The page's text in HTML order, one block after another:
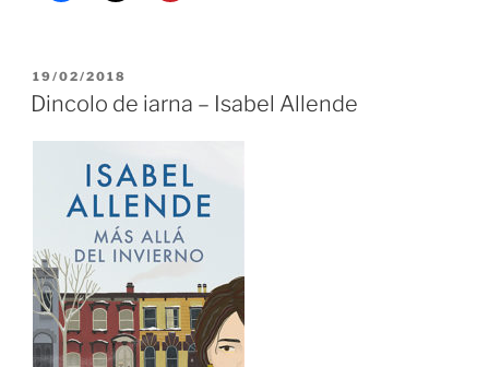
POSTED
ON
19/02/2018
Dincolo de iarna – Isabel Allende